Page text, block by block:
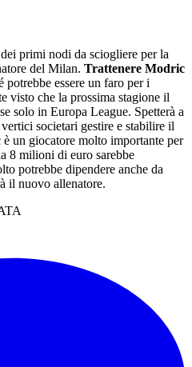
primi nodi da sciogliere per la
del Milan. Trattenere Modric
potrebbe essere un faro per i
visto che la prossima stagione il
solo in Europa League. Spetterà a
societari gestire e stabilire il
un giocatore molto importante per
8 milioni di euro sarebbe
potrebbe dipendere anche da
il nuovo allenatore.